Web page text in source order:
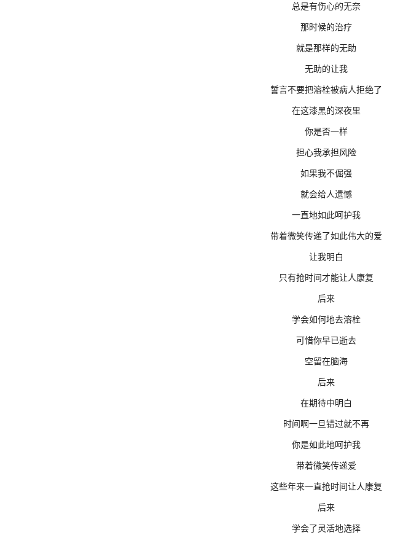
总是有伤心的无奈
那时候的治疗
就是那样的无助
无助的让我
誓言不要把溶栓被病人拒绝了
在这漆黑的深夜里
你是否一样
担心我承担风险
如果我不倔强
就会给人遗憾
一直地如此呵护我
带着微笑传递了如此伟大的爱
让我明白
只有抢时间才能让人康复
后来
学会如何地去溶栓
可惜你早已逝去
空留在脑海
后来
在期待中明白
时间啊一旦错过就不再
你是如此地呵护我
带着微笑传递爱
这些年来一直抢时间让人康复
后来
学会了灵活地选择